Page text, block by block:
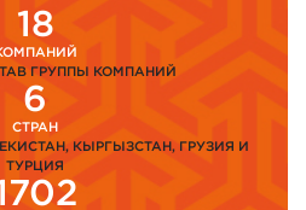
18
ГРУППЫ КОМПАНИЙ
6
СТРАН
КЫРГЫЗСТАН, ГРУЗИЯ И
ТУРЦИЯ